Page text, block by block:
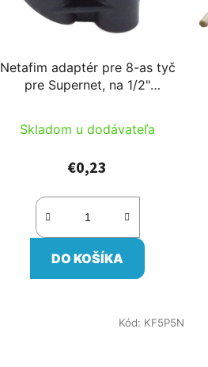
Netafim adaptér pre 8-as tyč
pre Supernet, na 1/2"
Skladom u dodávateľa
€0,23
DO KOŠÍKA
Kód: KF5P5N